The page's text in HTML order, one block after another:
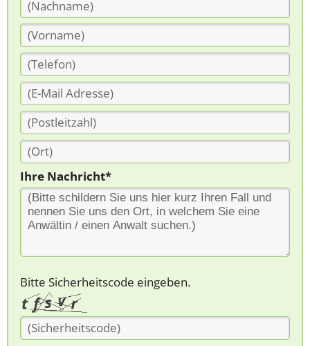
Ihre Nachricht*
Bitte Sicherheitscode eingeben.